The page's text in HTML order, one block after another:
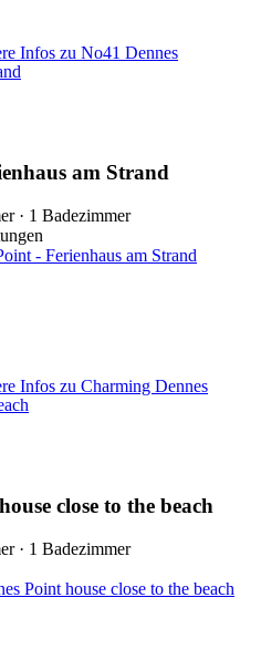
Infos zu No41 Dennes
am Strand
· 1 Badezimmer
- Ferienhaus am Strand
Infos zu Charming Dennes
close to the beach
· 1 Badezimmer
Point house close to the beach